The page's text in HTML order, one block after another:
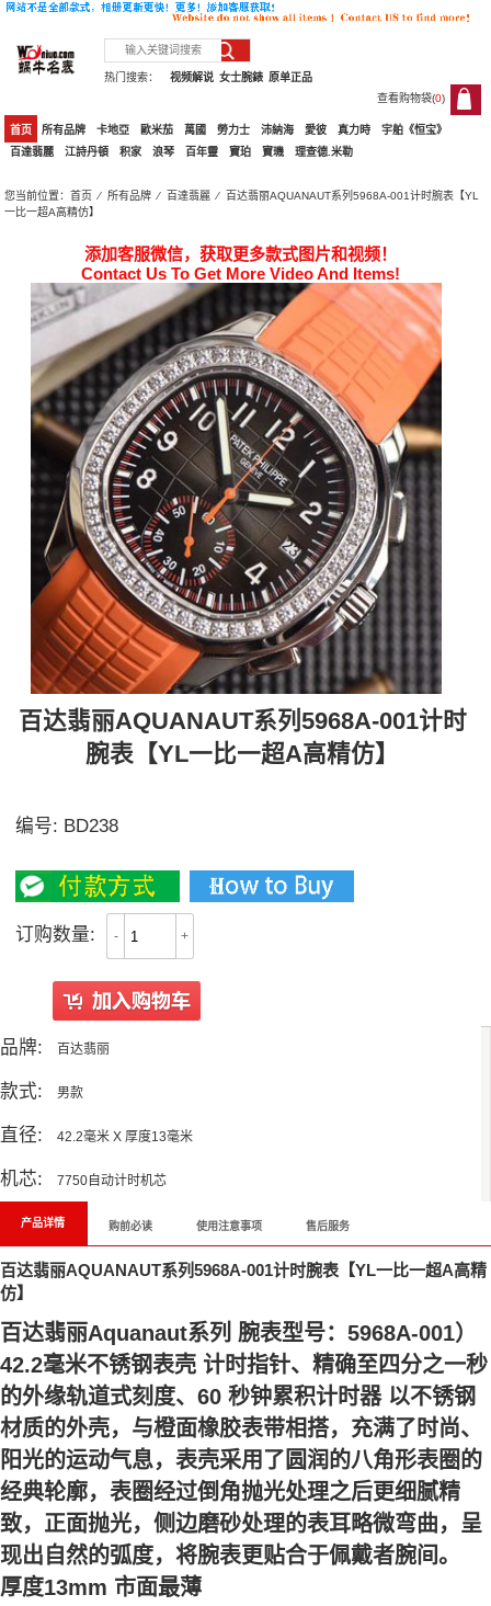
热门搜索： 原单正品
女士腕錶
视频解说
查看购物袋(0)
0
首页 所有品牌 卡地亞 歐米茄 萬國 勞力士 沛納海 愛彼 真力時
宇舶《恒宝》
百達翡麗
江詩丹頓 积家 浪琴 百年靈 寶珀 寶璣 理查德.米勒
您当前位置：首页 ⁄所有品牌 ⁄ 百達翡麗 ⁄ 百达翡丽AQUANAUT系列5968A-001计时腕表【YL
一比一超A高精仿】
添加客服微信，获取更多款式图片和视频！
Contact Us To Get More Video And Items!
百达翡丽AQUANAUT系列5968A-001计时
腕表【YL一比一超A高精仿】
编号: BD238
订购数量: - +
品牌: 百达翡丽
款式: 男款
直径: 42.2毫米 X 厚度13毫米
机芯: 7750自动计时机芯
产品详情 购前必读 使用注意事项 售后服务
百达翡丽AQUANAUT系列5968A-001计时腕表【YL一比一超A高精
仿】
百达翡丽Aquanaut系列 腕表型号：5968A-001）
42.2毫米不锈钢表壳 计时指针、精确至四分之一秒
的外缘轨道式刻度、60 秒钟累积计时器 以不锈钢
材质的外壳，与橙面橡胶表带相搭，充满了时尚、
阳光的运动气息，表壳采用了圆润的八角形表圈的
经典轮廓，表圈经过倒角抛光处理之后更细腻精
致，正面抛光，侧边磨砂处理的表耳略微弯曲，呈
现出自然的弧度，将腕表更贴合于佩戴者腕间。
厚度13mm 市面最薄